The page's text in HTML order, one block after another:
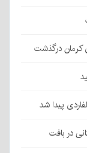
کرمان درگذشت